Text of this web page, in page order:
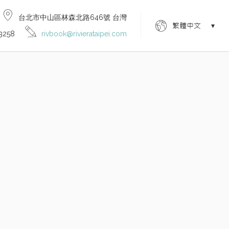
台北市中山區林森北路646號 台灣
rivbook@rivierataipei.com
繁體中文